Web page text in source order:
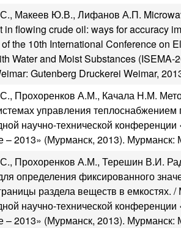
Макеев Ю.В., Лифанов А.П.
in flowing crude oil: ways for accuracy
the 10th International Conference on
Water and Moist Substances (ISEMA-
Gutenberg Druckerei Weimar,
Прохоренков А.М., Качала Н.М.
управления
научно-технической конференции
– 2013» (Мурманск, 2013).
Прохоренков А.М., Терешин В.И.
определения фиксированного
раздела веществ в емкостях.
научно-технической конференции
– 2013» (Мурманск, 2013).